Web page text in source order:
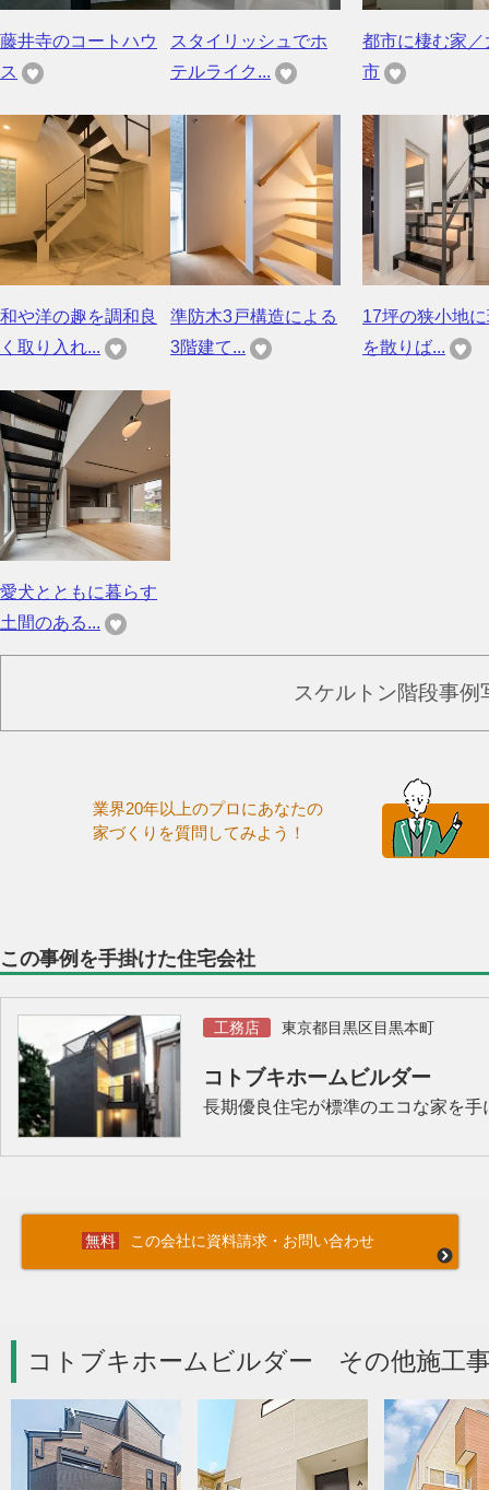
藤井寺のコートハウ
ス
スタイリッシュでホ
テルライク...
都市に棲む家／
市
和や洋の趣を調和良
く取り入れ...
準防木3戸構造による
3階建て...
17坪の狭小地
を散りば...
愛犬とともに暮らす
土間のある...
スケルトン階段事
業界20年以上のプロにあなたの
家づくりを質問してみよう！
この事例を手掛けた住宅会社
工務店 東京都目黒区目黒本町
コトブキホームビルダー
長期優良住宅が標準のエコな家を手
この会社に資料請求・お問い合わせ
コトブキホームビルダー その他施工